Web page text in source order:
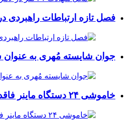
فصل تازه ارتباطات راهبردی
جوان شایسته مُهری به
خاموشی ۲۴ دستگاه ماینر فاقد مجوز در لامرد